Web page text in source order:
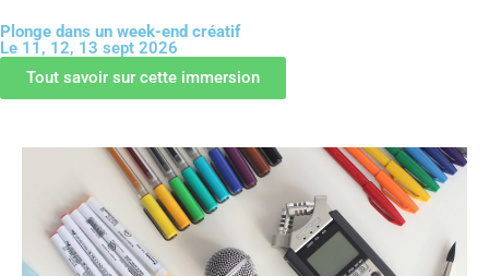
Plonge dans un week-end créatif
Le 11, 12, 13 sept 2026
Tout savoir sur cette immersion